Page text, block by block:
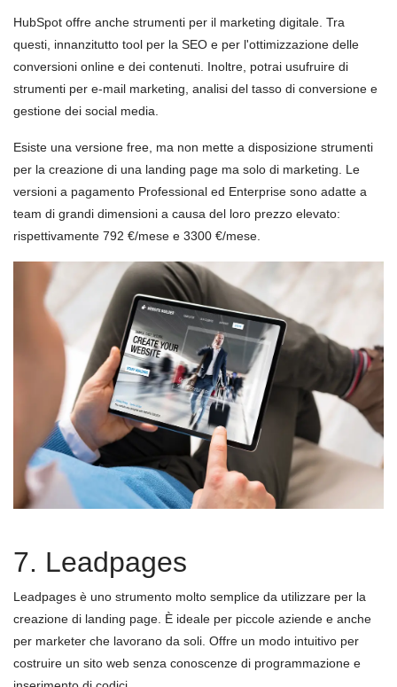
HubSpot offre anche strumenti per il marketing digitale. Tra
questi, innanzitutto tool per la SEO e per l'ottimizzazione delle
conversioni online e dei contenuti. Inoltre, potrai usufruire di
strumenti per e-mail marketing, analisi del tasso di conversione e
gestione dei social media.
Esiste una versione free, ma non mette a disposizione strumenti
per la creazione di una landing page ma solo di marketing. Le
versioni a pagamento Professional ed Enterprise sono adatte a
team di grandi dimensioni a causa del loro prezzo elevato:
rispettivamente 792 €/mese e 3300 €/mese.
7. Leadpages
Leadpages è uno strumento molto semplice da utilizzare per la
creazione di landing page. È ideale per piccole aziende e anche
per marketer che lavorano da soli. Offre un modo intuitivo per
costruire un sito web senza conoscenze di programmazione e